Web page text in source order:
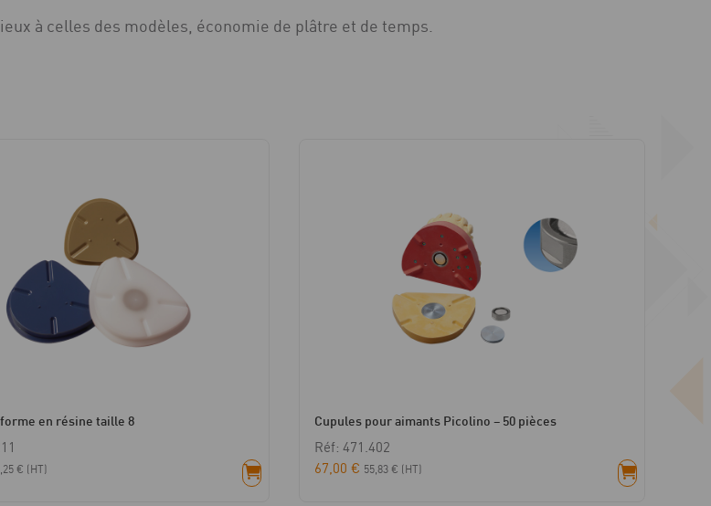
à celles des modèles, économie de plâtre et de temps.
en résine taille 8
€ (HT)
Cupules pour aimants Picolino – 50 pièces
Réf: 471.402
67,00€ 55,83€ (HT)